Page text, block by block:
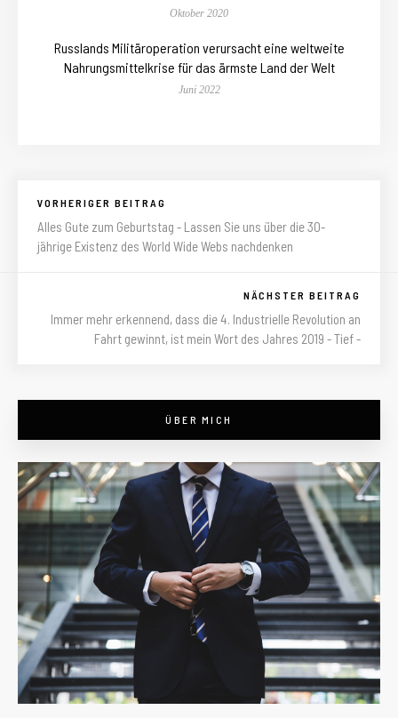
Oktober 2020
Russlands Militäroperation verursacht eine weltweite
Nahrungsmittelkrise für das ärmste Land der Welt
Juni 2022
VORHERIGER BEITRAG
Alles Gute zum Geburtstag - Lassen Sie uns über die 30-
jährige Existenz des World Wide Webs nachdenken
NÄCHSTER BEITRAG
Immer mehr erkennend, dass die 4. Industrielle Revolution an
Fahrt gewinnt, ist mein Wort des Jahres 2019 - Tief -
ÜBER MICH